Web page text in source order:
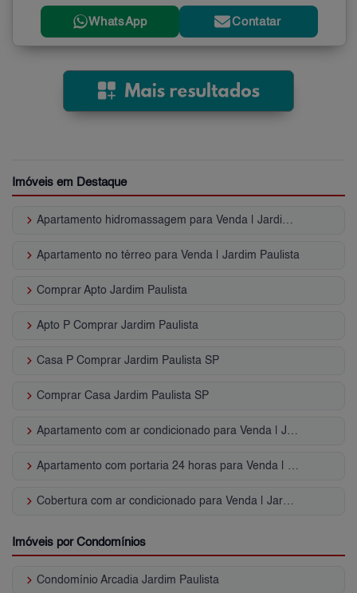
WhatsApp Contatar
Imóveis em Destaque
keyboard_arrow_right Apartamento hidromassagem para Venda | Jardim Paulista
keyboard_arrow_right Apartamento no térreo para Venda | Jardim Paulista
keyboard_arrow_right Comprar Apto Jardim Paulista
keyboard_arrow_right Apto P Comprar Jardim Paulista
keyboard_arrow_right Casa P Comprar Jardim Paulista SP
keyboard_arrow_right Comprar Casa Jardim Paulista SP
keyboard_arrow_right Apartamento com ar condicionado para Venda | Jardim Paulista
keyboard_arrow_right Apartamento com portaria 24 horas para Venda | Jardim Paulista
keyboard_arrow_right Cobertura com ar condicionado para Venda | Jardim Paulista
Imóveis por Condomínios
keyboard_arrow_right Condomínio Arcadia Jardim Paulista